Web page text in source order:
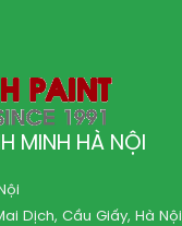
MINH HÀ NỘI
Dịch, Cầu Giấy, Hà Nội